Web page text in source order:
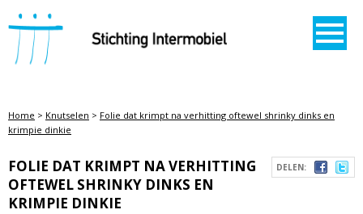
STICHTING INTERMOBIEL
Home > Knutselen > Folie dat krimpt na verhitting oftewel shrinky dinks en
krimpie dinkie
DELEN:
FOLIE DAT KRIMPT NA VERHITTING
OFTEWEL SHRINKY DINKS EN
KRIMPIE DINKIE